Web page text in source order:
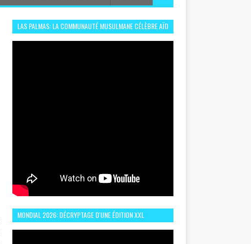
LAS PALMAS: LA COMMUNAUTÉ MUSULMANE CÉLÈBRE AÏD
MONDIAL 2026: DÉCRYPTAGE D'UNE ÉDITION XXL